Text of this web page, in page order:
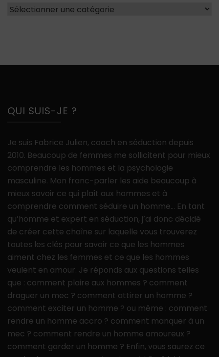
Catégories
QUI SUIS-JE ?
Je suis Fabrice Julien, coach en séduction depuis
2010. Beaucoup de femmes me sollicitent pour mieux
comprendre les hommes et la psychologie
masculine. Mon franc-parler les aide beaucoup à
mieux savoir ce qui plaît aux hommes et à
comprendre comment séduire un homme… En tant
qu’homme et expert en séduction, j’ai donc décidé
de créer cette chaîne sur laquelle vous trouverez
toutes les clés pour savoir ce que les hommes
aiment chez les femmes et ce que les hommes
veulent en amour. Je réponds aux questions telles
que : comment plaire aux hommes ? comment
draguer un mec ? comment attirer un homme ?
comment exciter un homme ? ou même : comment
rendre un homme accro ? comment manquer à un
mec ? comment rendre un homme amoureux ?
comment garder un homme ? Enfin, vous saurez ce